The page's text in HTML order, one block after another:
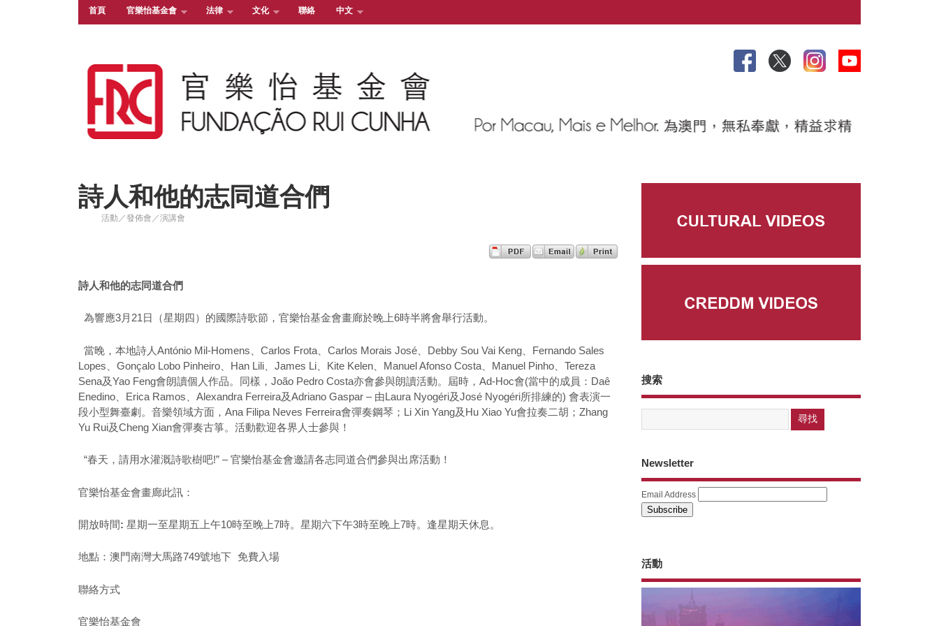
首頁 官樂怡基金會 法律 文化 聯絡 中文
詩人和他的志同道合們
活動／發佈會／演講會
詩人和他的志同道合們
為響應3月21日（星期四）的國際詩歌節，官樂怡基金會畫廊於晚上6時半將會舉行活動。
當晚，本地詩人António Mil-Homens、Carlos Frota、Carlos Morais José、Debby Sou Vai Keng、Fernando Sales
Lopes、Gonçalo Lobo Pinheiro、Han Lili、James Li、Kite Kelen、Manuel Afonso Costa、Manuel Pinho、Tereza
Sena及Yao Feng會朗讀個人作品。同樣，João Pedro Costa亦會參與朗讀活動。屆時，Ad-Hoc會(當中的成員：Daê
Enedino、Erica Ramos、Alexandra Ferreira及Adriano Gaspar – 由Laura Nyogéri及José Nyogéri所排練的) 會表演一
段小型舞臺劇。音樂領域方面，Ana Filipa Neves Ferreira會彈奏鋼琴；Li Xin Yang及Hu Xiao Yu會拉奏二胡；Zhang
Yu Rui及Cheng Xian會彈奏古箏。活動歡迎各界人士參與！
“春天，請用水灌溉詩歌樹吧!” – 官樂怡基金會邀請各志同道合們參與出席活動！
官樂怡基金會畫廊此訊：
開放時間: 星期一至星期五上午10時至晚上7時。星期六下午3時至晚上7時。逢星期天休息。
地點：澳門南灣大馬路749號地下 免費入場
聯絡方式
官樂怡基金會
搜索
Newsletter
Email Address
活動